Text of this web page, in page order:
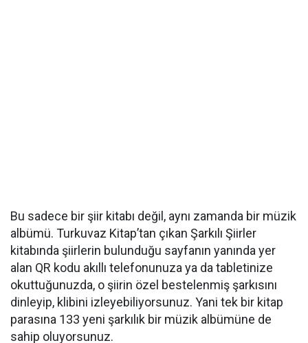
Bu sadece bir şiir kitabı değil, aynı zamanda bir müzik
albümü. Turkuvaz Kitap’tan çıkan Şarkılı Şiirler
kitabında şiirlerin bulunduğu sayfanın yanında yer
alan QR kodu akıllı telefonunuza ya da tabletinize
okuttuğunuzda, o şiirin özel bestelenmiş şarkısını
dinleyip, klibini izleyebiliyorsunuz. Yani tek bir kitap
parasına 133 yeni şarkılık bir müzik albümüne de
sahip oluyorsunuz.